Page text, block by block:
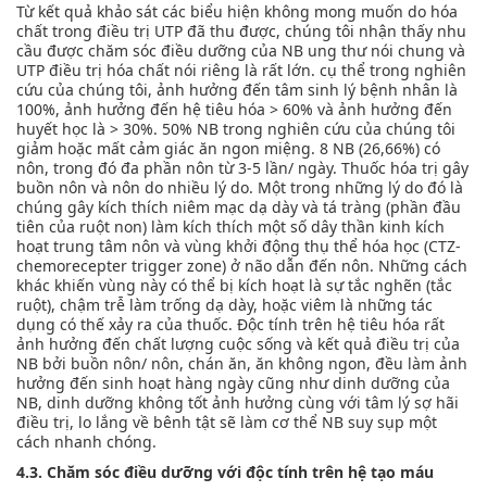
Từ kết quả khảo sát các biểu hiện không mong muốn do hóa
chất trong điều trị UTP đã thu được, chúng tôi nhận thấy nhu
cầu được chăm sóc điều dưỡng của NB ung thư nói chung và
UTP điều trị hóa chất nói riêng là rất lớn. cụ thể trong nghiên
cứu của chúng tôi, ảnh hưởng đến tâm sinh lý bệnh nhân là
100%, ảnh hưởng đến hệ tiêu hóa > 60% và ảnh hưởng đến
huyết học là > 30%. 50% NB trong nghiên cứu của chúng tôi
giảm hoặc mất cảm giác ăn ngon miệng. 8 NB (26,66%) có
nôn, trong đó đa phần nôn từ 3-5 lần/ ngày. Thuốc hóa trị gây
buồn nôn và nôn do nhiều lý do. Một trong những lý do đó là
chúng gây kích thích niêm mạc dạ dày và tá tràng (phần đầu
tiên của ruột non) làm kích thích một số dây thần kinh kích
hoạt trung tâm nôn và vùng khởi động thụ thể hóa học (CTZ-
chemorecepter trigger zone) ở não dẫn đến nôn. Những cách
khác khiến vùng này có thể bị kích hoạt là sự tắc nghẽn (tắc
ruột), chậm trễ làm trống dạ dày, hoặc viêm là những tác
dụng có thế xảy ra của thuốc. Độc tính trên hệ tiêu hóa rất
ảnh hưởng đến chất lượng cuộc sống và kết quả điều trị của
NB bởi buồn nôn/ nôn, chán ăn, ăn không ngon, đều làm ảnh
hưởng đến sinh hoạt hàng ngày cũng như dinh dưỡng của
NB, dinh dưỡng không tốt ảnh hưởng cùng với tâm lý sợ hãi
điều trị, lo lắng về bênh tật sẽ làm cơ thể NB suy sụp một
cách nhanh chóng.
4.3. Chăm sóc điều dưỡng với độc tính trên hệ tạo máu